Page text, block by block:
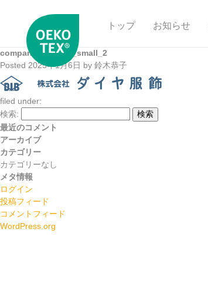
トップ お知らせ
company_logo_t2_small_2
Posted 2025年1月6日 by 鈴木恭子
filed under:
検索:
検索
最近のコメント
アーカイブ
カテゴリー
カテゴリーなし
メタ情報
ログイン
投稿フィード
コメントフィード
WordPress.org